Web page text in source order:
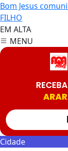
Bom Jesus
FILHO
EM ALTA
MENU
Cidade